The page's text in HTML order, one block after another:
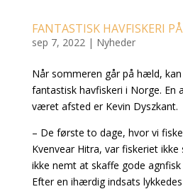
FANTASTISK HAVFISKERI
sep 7, 2022 | Nyheder
Når sommeren går på hæld,
fantastisk havfiskeri i Norge. En
været afsted er Kevin Dyszkant.
– De første to dage, hvor vi
Kvenvear Hitra, var fiskeriet
ikke nemt at skaffe gode
Efter en ihærdig indsats